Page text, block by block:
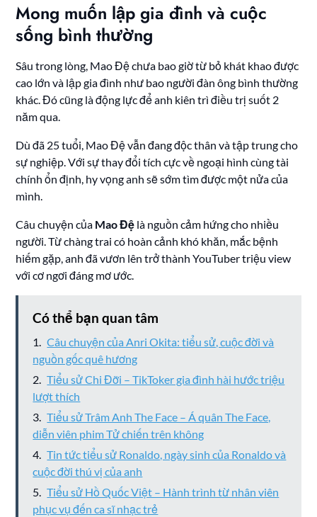
Mong muốn lập gia đình và cuộc
sống bình thường
Sâu trong lòng, Mao Đệ chưa bao giờ từ bỏ khát khao được
cao lớn và lập gia đình như bao người đàn ông bình thường
khác. Đó cũng là động lực để anh kiên trì điều trị suốt 2
năm qua.
Dù đã 25 tuổi, Mao Đệ vẫn đang độc thân và tập trung cho
sự nghiệp. Với sự thay đổi tích cực về ngoại hình cùng tài
chính ổn định, hy vọng anh sẽ sớm tìm được một nửa của
mình.
Câu chuyện của Mao Đệ là nguồn cảm hứng cho nhiều
người. Từ chàng trai có hoàn cảnh khó khăn, mắc bệnh
hiếm gặp, anh đã vươn lên trở thành YouTuber triệu view
với cơ ngơi đáng mơ ước.
Có thể bạn quan tâm
Câu chuyện của Anri Okita: tiểu sử, cuộc đời và
nguồn gốc quê hương
Tiểu sử Chi Đỡi – TikToker gia đình hài hước triệu
lượt thích
Tiểu sử Trâm Anh The Face – Á quân The Face,
diễn viên phim Tử chiến trên không
Tin tức tiểu sử Ronaldo, ngày sinh của Ronaldo và
cuộc đời thú vị của anh
Tiểu sử Hồ Quốc Việt – Hành trình từ nhân viên
phục vụ đến ca sĩ nhạc trẻ